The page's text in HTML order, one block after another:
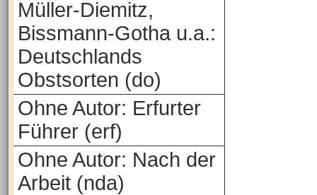
Müller-Diemitz,
Bissmann-Gotha u.a.:
Deutschlands
Obstsorten (do)
Ohne Autor: Erfurter
Führer (erf)
Ohne Autor: Nach der
Arbeit (nda)